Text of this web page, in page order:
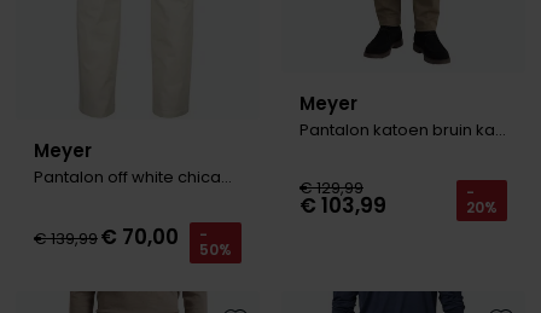
Meyer
Pantalon off white chicago perfect fit
€ 139,99€ 70,00 -
50%
Meyer
Pantalon katoen bruin katoen
€ 129,99
€ 103,99 -
20%